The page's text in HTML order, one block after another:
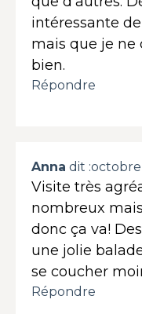
intéressante
mais que je ne
bien.
Répondre
Anna dit :octobre
Visite très
nombreux
donc ça va!
une jolie
se coucher
Répondre